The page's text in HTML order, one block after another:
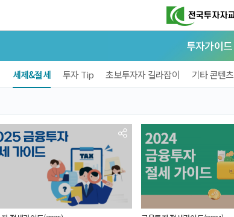
투자가이드
세제&절세 투자 Tip 초보투자자 길라잡이 기타 콘텐츠